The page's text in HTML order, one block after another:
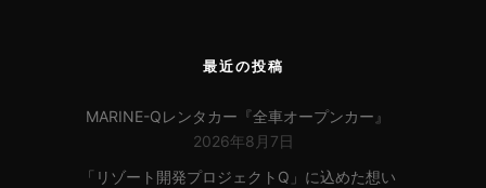
最近の投稿
MARINE-Qレンタカー『全車オープンカー』
2026年8月7日
「リゾート開発プロジェクトQ」に込めた想い